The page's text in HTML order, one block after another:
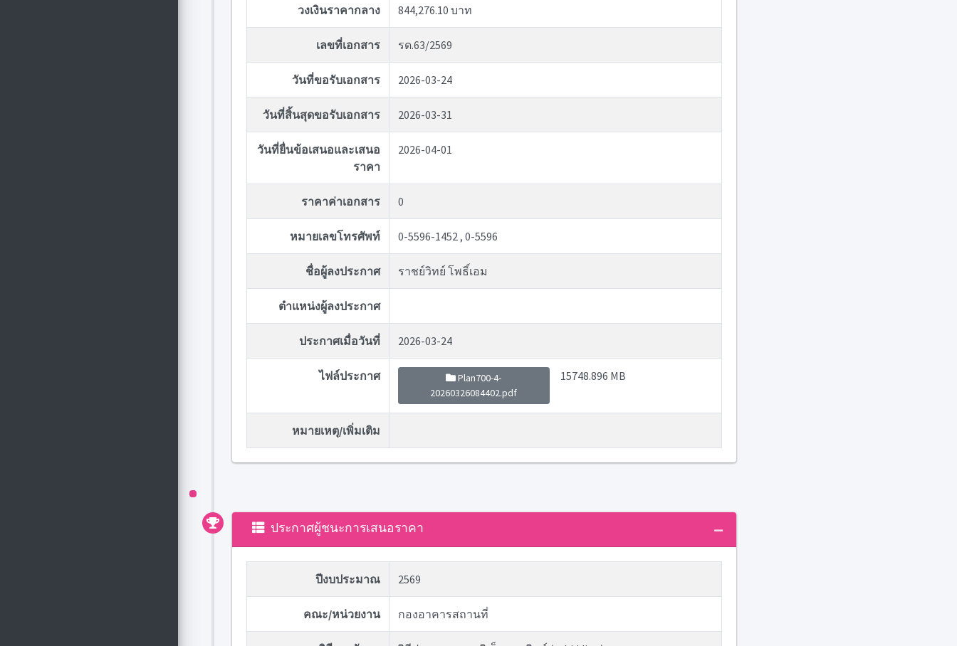
วงเงินราคากลาง 844,276.10 บาท
เลขที่เอกสาร รด.63/2569
วันที่ขอรับเอกสาร 2026-03-24
วันที่สิ้นสุดขอรับเอกสาร 2026-03-31
วันที่ยื่นข้อเสนอและเสนอ
ราคา
2026-04-01
ราคาค่าเอกสาร 0
หมายเลขโทรศัพท์ 0-5596-1452 , 0-5596
ชื่อผู้ลงประกาศ ราชย์วิทย์ โพธิ์เอม
ตำแหน่งผู้ลงประกาศ
ประกาศเมื่อวันที่ 2026-03-24
ไฟล์ประกาศ
Plan700-4-
20260326084402.pdf
15748.896 MB
หมายเหตุ/เพิ่มเติม
ประกาศผู้ชนะการเสนอราคา
ปีงบประมาณ 2569
คณะ/หน่วยงาน กองอาคารสถานที่